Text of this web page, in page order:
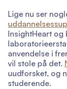
Lige nu ser
InsightHeart og
anvendelse i
vil stole på det.
uudforsket, og
studerende.